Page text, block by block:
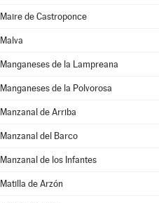
Maire de Castroponce
Malva
Manganeses de la Lampreana
Manganeses de la Polvorosa
Manzanal de Arriba
Manzanal del Barco
Manzanal de los Infantes
Matilla de Arzón